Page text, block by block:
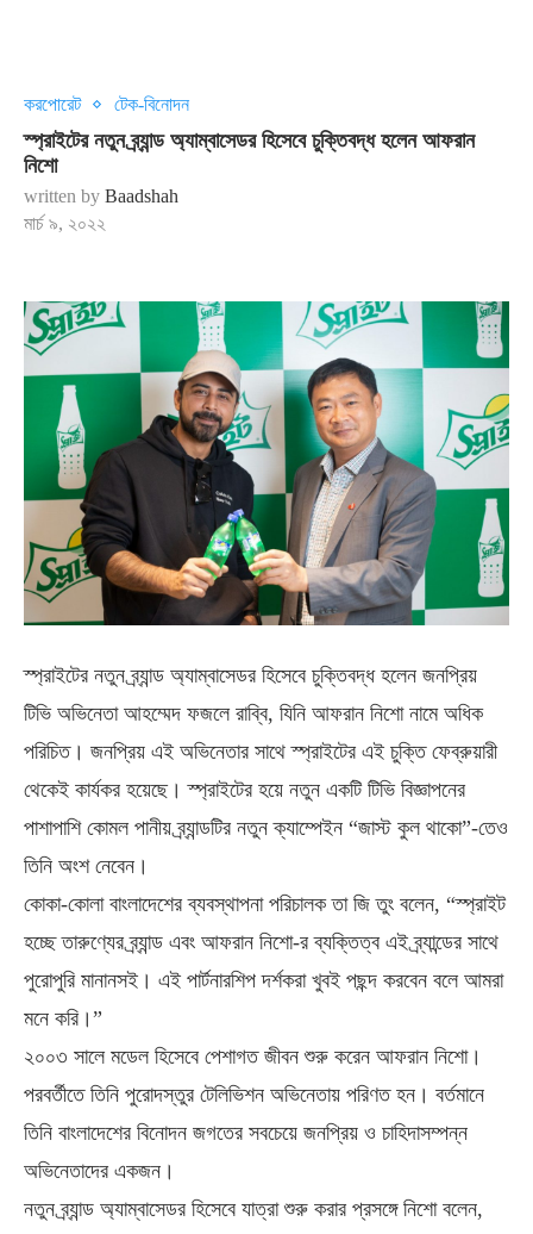
করপোরেট টেক-বিনোদন
স্প্রাইটের নতুন ব্র্যান্ড অ্যাম্বাসেডর হিসেবে চুক্তিবদ্ধ হলেন আফরান
নিশো
written by Baadshah
মার্চ ৯, ২০২২
স্প্রাইটের নতুন ব্র্যান্ড অ্যাম্বাসেডর হিসেবে চুক্তিবদ্ধ হলেন জনপ্রিয়
টিভি অভিনেতা আহম্মেদ ফজলে রাব্বি, যিনি আফরান নিশো নামে অধিক
পরিচিত। জনপ্রিয় এই অভিনেতার সাথে স্প্রাইটের এই চুক্তি ফেব্রুয়ারী
থেকেই কার্যকর হয়েছে। স্প্রাইটের হয়ে নতুন একটি টিভি বিজ্ঞাপনের
পাশাপাশি কোমল পানীয় ব্র্যান্ডটির নতুন ক্যাম্পেইন “জাস্ট কুল থাকো”-তেও
তিনি অংশ নেবেন।
কোকা-কোলা বাংলাদেশের ব্যবস্থাপনা পরিচালক তা জি তুং বলেন, “স্প্রাইট
হচ্ছে তারুণ্যের ব্র্যান্ড এবং আফরান নিশো-র ব্যক্তিত্ব এই ব্র্যান্ডের সাথে
পুরোপুরি মানানসই। এই পার্টনারশিপ দর্শকরা খুবই পছন্দ করবেন বলে আমরা
মনে করি।”
২০০৩ সালে মডেল হিসেবে পেশাগত জীবন শুরু করেন আফরান নিশো।
পরবর্তীতে তিনি পুরোদস্তুর টেলিভিশন অভিনেতায় পরিণত হন। বর্তমানে
তিনি বাংলাদেশের বিনোদন জগতের সবচেয়ে জনপ্রিয় ও চাহিদাসম্পন্ন
অভিনেতাদের একজন।
নতুন ব্র্যান্ড অ্যাম্বাসেডর হিসেবে যাত্রা শুরু করার প্রসঙ্গে নিশো বলেন,